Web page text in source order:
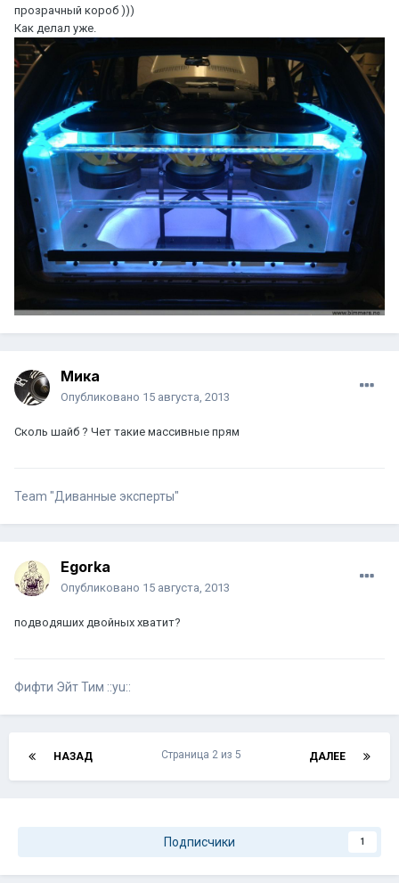
прозрачный короб )))
Как делал уже.
Мика
Опубликовано 15 августа, 2013
Сколь шайб ? Чет такие массивные прям
Team "Диванные эксперты"
Egorka
Опубликовано 15 августа, 2013
подводяших двойных хватит?
Фифти Эйт Тим ::yu::
НАЗАД ДАЛЕЕ
Страница 2 из 5
Подписчики 1